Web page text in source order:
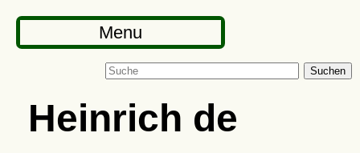
Menu
Suchen
Heinrich de